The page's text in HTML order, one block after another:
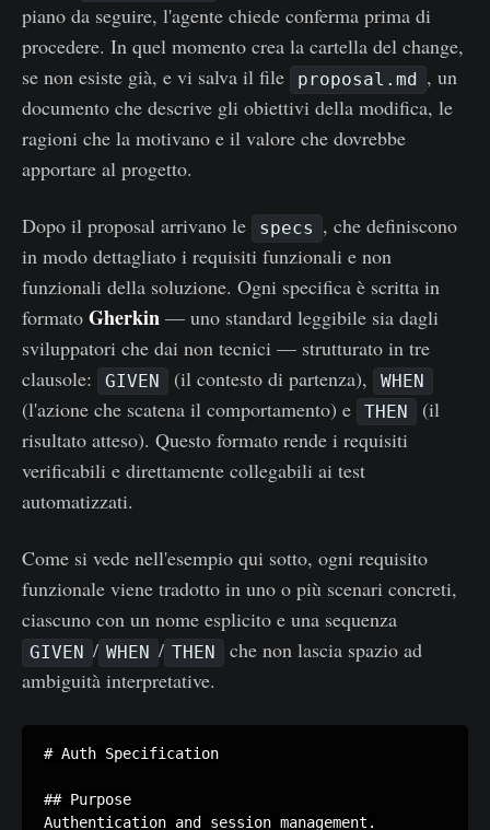
piano da seguire, l'agente chiede conferma prima di
procedere. In quel momento crea la cartella del change,
se non esiste già, e vi salva il file
proposal.md , un
documento che descrive gli obiettivi della modifica, le
ragioni che la motivano e il valore che dovrebbe
apportare al progetto.
Dopo il proposal arrivano le specs , che definiscono
in modo dettagliato i requisiti funzionali e non
funzionali della soluzione. Ogni specifica è scritta in
formato Gherkin — uno standard leggibile sia dagli
sviluppatori che dai non tecnici — strutturato in tre
clausole:
GIVEN (il contesto di partenza), WHEN
(l'azione che scatena il comportamento) e THEN
(il
risultato atteso). Questo formato rende i requisiti
verificabili e direttamente collegabili ai test
automatizzati.
Come si vede nell'esempio qui sotto, ogni requisito
funzionale viene tradotto in uno o più scenari concreti,
ciascuno con un nome esplicito e una sequenza
GIVEN / WHEN / THEN
che non lascia spazio ad
ambiguità interpretative.
# Auth Specification
## Purpose
Authentication and session management.